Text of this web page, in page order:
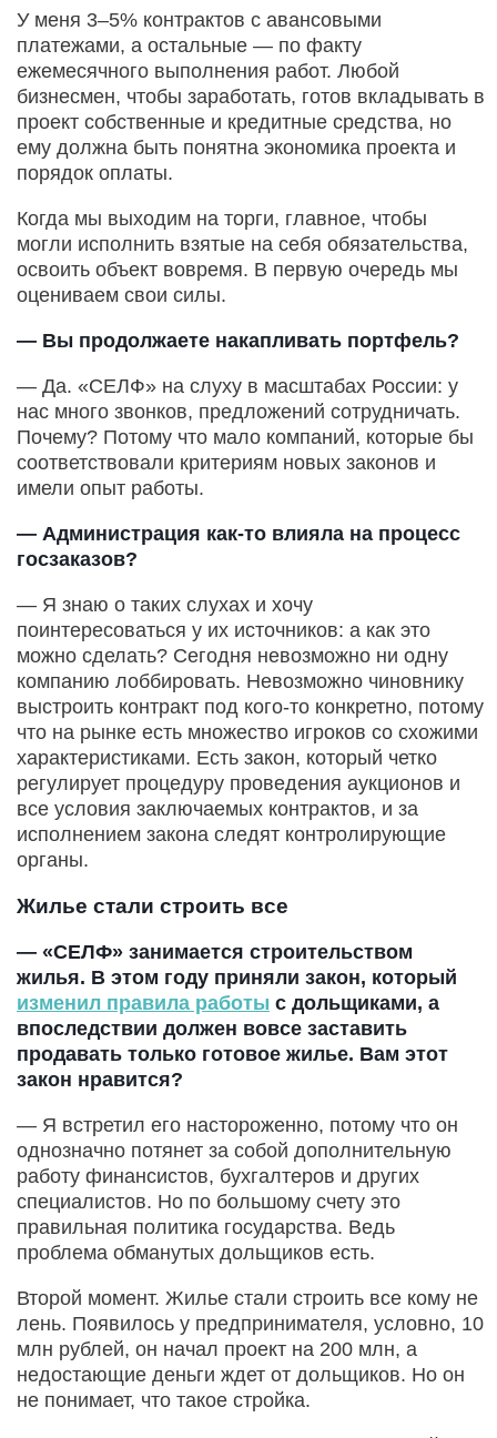
У меня 3–5% контрактов с авансовыми
платежами, а остальные — по факту
ежемесячного выполнения работ. Любой
бизнесмен, чтобы заработать, готов вкладывать в
проект собственные и кредитные средства, но
ему должна быть понятна экономика проекта и
порядок оплаты.
Когда мы выходим на торги, главное, чтобы
могли исполнить взятые на себя обязательства,
освоить объект вовремя. В первую очередь мы
оцениваем свои силы.
— Вы продолжаете накапливать портфель?
— Да. «СЕЛФ» на слуху в масштабах России: у
нас много звонков, предложений сотрудничать.
Почему? Потому что мало компаний, которые бы
соответствовали критериям новых законов и
имели опыт работы.
— Администрация как-то влияла на процесс
госзаказов?
— Я знаю о таких слухах и хочу
поинтересоваться у их источников: а как это
можно сделать? Сегодня невозможно ни одну
компанию лоббировать. Невозможно чиновнику
выстроить контракт под кого-то конкретно, потому
что на рынке есть множество игроков со схожими
характеристиками. Есть закон, который четко
регулирует процедуру проведения аукционов и
все условия заключаемых контрактов, и за
исполнением закона следят контролирующие
органы.
Жилье стали строить все
— «СЕЛФ» занимается строительством
жилья. В этом году приняли закон, который
изменил правила работы с дольщиками, а
впоследствии должен вовсе заставить
продавать только готовое жилье. Вам этот
закон нравится?
— Я встретил его настороженно, потому что он
однозначно потянет за собой дополнительную
работу финансистов, бухгалтеров и других
специалистов. Но по большому счету это
правильная политика государства. Ведь
проблема обманутых дольщиков есть.
Второй момент. Жилье стали строить все кому не
лень. Появилось у предпринимателя, условно, 10
млн рублей, он начал проект на 200 млн, а
недостающие деньги ждет от дольщиков. Но он
не понимает, что такое стройка.